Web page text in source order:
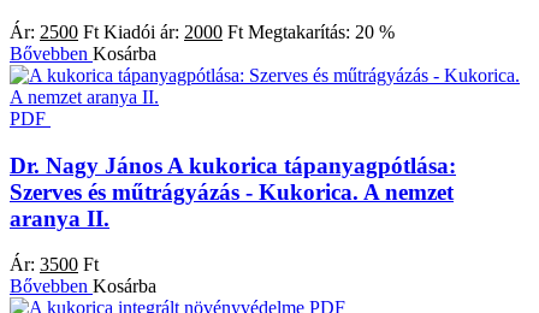
Ár: 2500 Ft Kiadói ár: 2000 Ft Megtakarítás: 20 %
Bővebben Kosárba
PDF
Dr. Nagy János A kukorica tápanyagpótlása:
Szerves és műtrágyázás - Kukorica. A nemzet
aranya II.
Ár: 3500 Ft
Bővebben Kosárba
PDF